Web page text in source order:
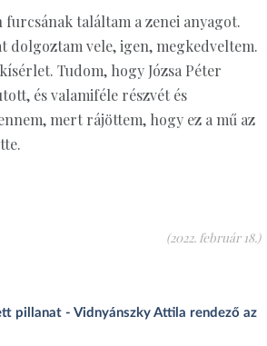
furcsának találtam a zenei anyagot.
dolgoztam vele, igen, megkedveltem.
Tudom, hogy Józsa Péter
és valamiféle részvét és
mert rájöttem, hogy ez a mű az
(2022. február 18.)
pillanat - Vidnyánszky Attila rendező az